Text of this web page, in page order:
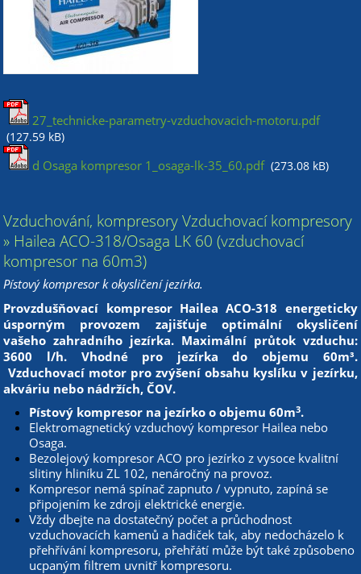
27_technicke-parametry-vzduchovacich-motoru.pdf
(127.59 kB)
d Osaga kompresor 1_osaga-lk-35_60.pdf (273.08 kB)
Vzduchování, kompresory Vzduchovací kompresory
» Hailea ACO-318/Osaga LK 60 (vzduchovací
kompresor na 60m3)
Pístový kompresor k okysličení jezírka.
Provzdušňovací kompresor Hailea ACO-318 energeticky
úsporným provozem zajišťuje optimální okysličení
vašeho zahradního jezírka. Maximální průtok vzduchu:
3600 l/h. Vhodné pro jezírka do objemu 60m³.
Vzduchovací motor pro zvýšení obsahu kyslíku v jezírku,
akváriu nebo nádržích, ČOV.
Pístový kompresor na jezírko o objemu 60m3.
Elektromagnetický vzduchový kompresor Hailea nebo
Osaga.
Bezolejový kompresor ACO pro jezírko z vysoce kvalitní
slitiny hliníku ZL 102, nenáročný na provoz.
Kompresor nemá spínač zapnuto / vypnuto, zapíná se
připojením ke zdroji elektrické energie.
Vždy dbejte na dostatečný počet a průchodnost
vzduchovacích kamenů a hadiček tak, aby nedocházelo k
přehřívání kompresoru, přehřátí může být také způsobeno
ucpaným filtrem uvnitř kompresoru.